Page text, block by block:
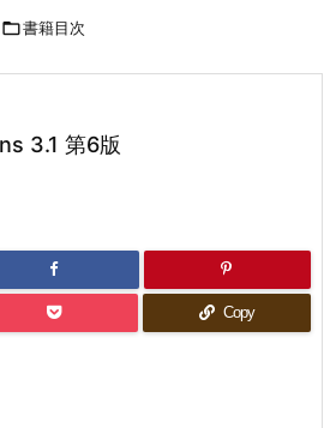
書籍目次
3.1 第6版
Copy